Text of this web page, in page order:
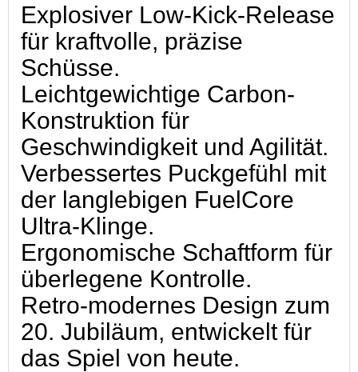
Explosiver Low-Kick-Release
für kraftvolle, präzise
Schüsse.
Leichtgewichtige Carbon-
Konstruktion für
Geschwindigkeit und Agilität.
Verbessertes Puckgefühl mit
der langlebigen FuelCore
Ultra-Klinge.
Ergonomische Schaftform für
überlegene Kontrolle.
Retro-modernes Design zum
20. Jubiläum, entwickelt für
das Spiel von heute.